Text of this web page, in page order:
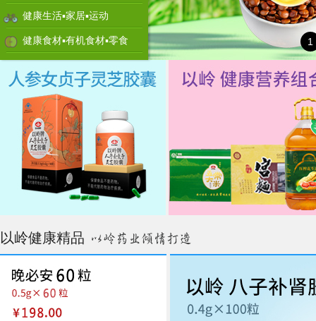
健康生活▪家居▪运动
健康食材▪有机食材▪零食 1
以岭健康精品